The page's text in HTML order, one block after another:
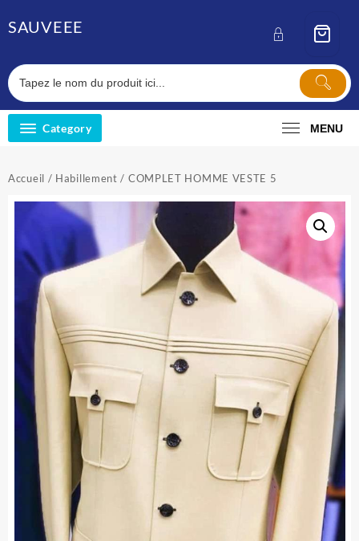
toSAUVEEE
Category MENU
Accueil / Habillement / COMPLET HOMME VESTE 5